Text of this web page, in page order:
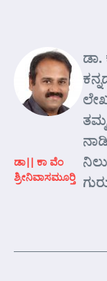
ಡಾ|| ಕಾ ವೆಂ
ಶ್ರೀನಿವಾಸಮೂರ್‍ತಿ